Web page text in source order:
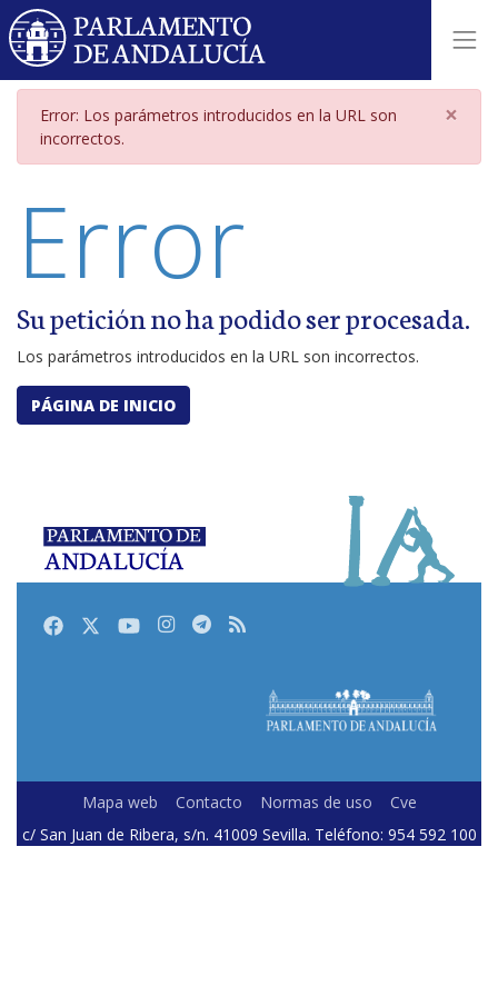
Página de error por parámetros
Error: Los parámetros introducidos en la URL son
incorrectos.
×
Error
Su petición no ha podido ser procesada.
Los parámetros introducidos en la URL son incorrectos.
PÁGINA DE INICIO
FacebookTwitterYoutubeInstagram
Telegram
RSS
Mapa web Contacto Normas de uso
Cve
c/ San Juan de Ribera, s/n. 41009 Sevilla. Teléfono: 954 592 100